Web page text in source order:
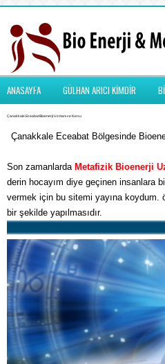
ANASAYFA GÜLHAN ARICI KİMDİR
Çanakkale Eceabat Bioenerji Uzmanı ve Kursu
Çanakkale Eceabat Bölgesinde
Son zamanlarda Metafizik Bioenerji
derin hocayım diye geçinen insanlara
vermek için bu sitemi yayına koydum.
bir şekilde yapılmasıdır.